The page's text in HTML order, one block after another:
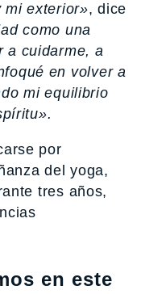
mi exterior», dice
como una
a cuidarme, a
en volver a
mi equilibrio
por
del yoga,
tres años,
en este